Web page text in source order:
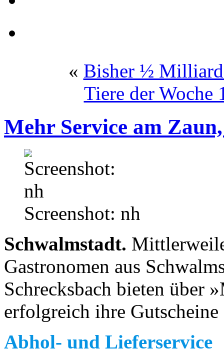
« Bisher ½
Tiere der
Mehr Service am
Screenshot: nh
Schwalmstadt.
Gastronomen aus
Schrecksbach bieten über
erfolgreich ihre Gutscheine
Abhol- und Lieferservice